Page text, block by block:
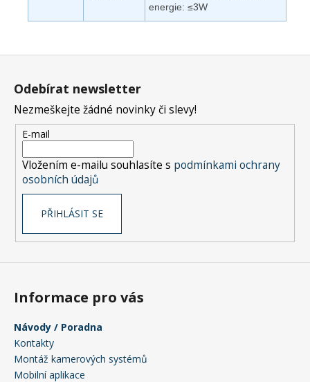
energie: ≤3W
Z
Odebírat newsletter
Nezmeškejte žádné novinky či slevy!
E-mail
Vložením e-mailu souhlasíte s podmínkami ochrany
osobních údajů
PŘIHLÁSIT SE
Informace pro vás
Návody / Poradna
Kontakty
Montáž kamerových systémů
Mobilní aplikace